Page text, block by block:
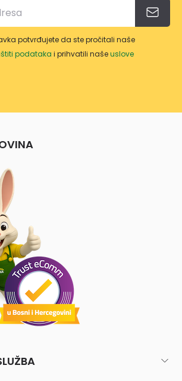
potvrđujete da ste pročitali naše
podataka i prihvatili našeuslove